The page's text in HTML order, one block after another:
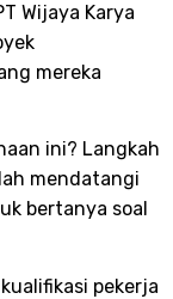
Wijaya Karya
mereka
ini? Langkah
mendatangi
bertanya soal
pekerja